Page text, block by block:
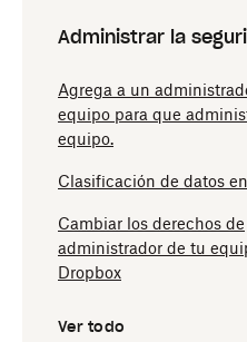
Administrar la
Agrega a un
equipo para que
equipo.
Clasificación de datos
Cambiar los derechos de
administrador de tu
Dropbox
Ver todo